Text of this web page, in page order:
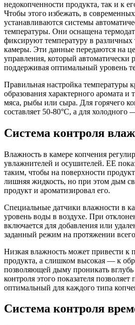
недокопченности продукта, так и к
Чтобы этого избежать, в
устанавливаются системы
температуры. Они оснащена
фиксируют температуру в различных
камеры. Эти данные передаются на
управления, который автоматически
поддерживая оптимальный уровень
Правильная настройка температуры
образования характерного аромата и
мяса, рыбы или сыра. Для горячего
составляет 50-80°C, а для холодного
Система контроля
Влажность в камере копчения
увлажнителей и осушителей. ЕЕ
таким, чтобы на поверхности
лишняя жидкость, но при этом дым
продукт и ароматизировал его.
Специальные датчики влажности в
уровень воды в воздухе. При
включается для добавления или
заданный режим на протяжении
Низкая влажность может привести к
продукта, а слишком высокая — к
позволяющей дыму проникать
контроля этого показателя
оптимальный для каждого типа
Система контроля